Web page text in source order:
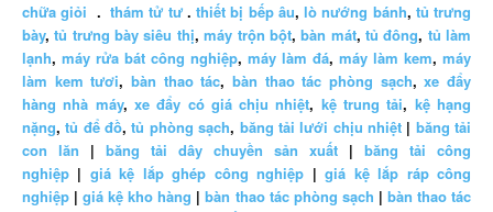
chữa giỏi .thám tử tư.thiết bị bếp âu,lò nướng bánh, tủ trưng
bày,tủ trưng bày siêu thị,máy trộn bột,bàn mát, tủ đông, tủ làm
lạnh, máy rửa bát công nghiệp, máy làm đá, máy làm kem, máy
làm kem tươi,bàn thao tác,bàn thao tác phòng sạch,xe đẩy
hàng nhà máy, xe đẩy có giá chịu nhiệt, kệ trung tải, kệ hạng
nặng,tủ để đồ,tủ phòng sạch, băng tải lưới chịu nhiệt| băng tải
con lăn | băng tải dây chuyền sản xuất | băng tải công
nghiệp | giá kệ lắp ghép công nghiệp |giá kệ lắp ráp công
nghiệp |giá kệ kho hàng |bàn thao tác phòng sạch | bàn thao tác